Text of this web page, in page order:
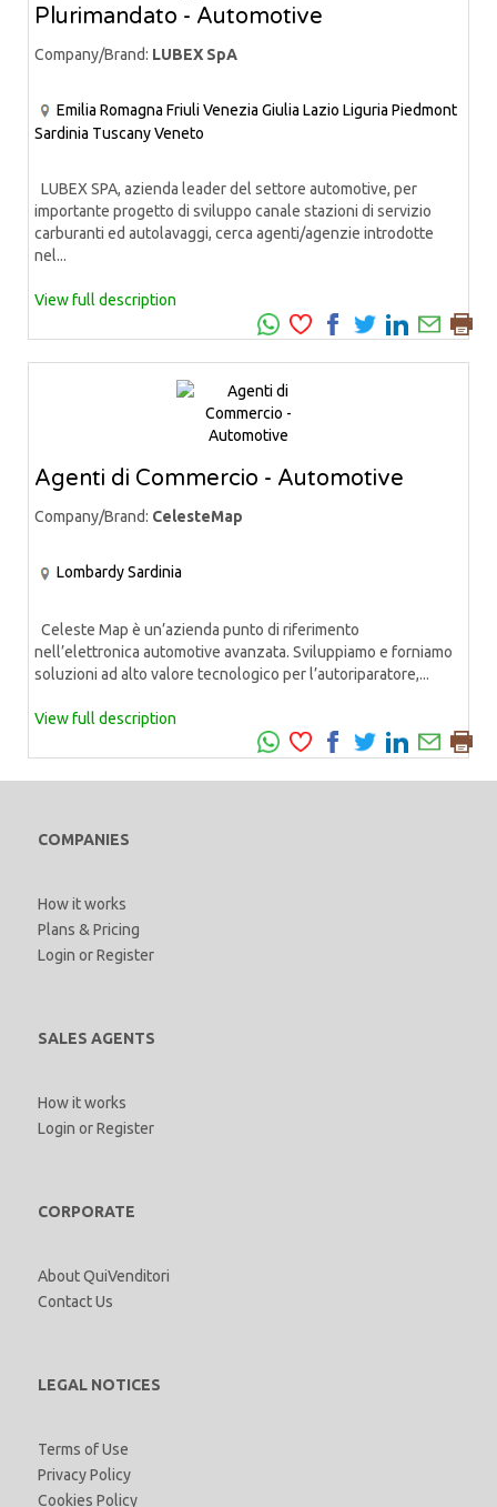
Plurimandato - Automotive
Company/Brand: LUBEX SpA
Emilia Romagna Friuli Venezia Giulia Lazio Liguria Piedmont
Sardinia TuscanyVeneto
LUBEX SPA, azienda leader del settore automotive, per
importante progetto di sviluppo canale stazioni di servizio
carburanti ed autolavaggi, cerca agenti/agenzie introdotte
nel...
View full description
Agenti di Commercio - Automotive
Company/Brand: CelesteMap
LombardySardinia
Celeste Map è un’azienda punto di riferimento
nell’elettronica automotive avanzata. Sviluppiamo e forniamo
soluzioni ad alto valore tecnologico per l’autoriparatore,...
View full description
COMPANIES
How it works
Plans & Pricing
Login orRegister
SALES AGENTS
How it works
Login orRegister
CORPORATE
About QuiVenditori
Contact Us
LEGAL NOTICES
Terms of Use
Privacy Policy
Cookies Policy